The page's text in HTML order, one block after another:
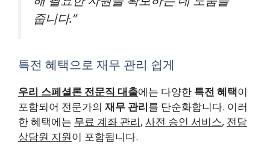
줍니다.”
특전 혜택으로 재무 관리 쉽게
우리 스페셜론 전문직 대출에는 다양한 특전 혜택이
포함되어 전문가의 재무 관리를 단순화합니다. 이러
한 혜택에는 무료 계좌 관리, 사전 승인 서비스, 전담
상담원 지원이 포함됩니다.